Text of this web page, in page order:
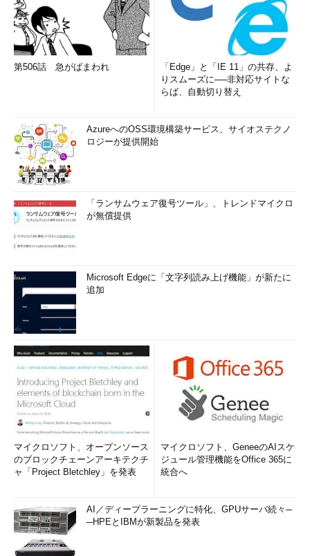
第506話 急がばまわれ
「Edge」と「IE 11」の共存、よ
りスムーズに──非対応サイトな
らば、自動切り替え
AzureへのOSS環境構築サービス、サイオステクノ
ロジーが提供開始
「ランサムウェア復号ツール」、トレンドマイクロ
が無償提供
Microsoft Edgeに「文字列読み上げ機能」が新たに
追加
マイクロソフト、オープンソース
のブロックチェーンアーキテクチ
ャ「Project Bletchley」を発表
マイクロソフト、GeneeのAIスケ
ジュール管理機能をOffice 365に
統合へ
AI／ディープラーニングに特化、GPUサーバ続々─
─HPEとIBMが新製品を発表